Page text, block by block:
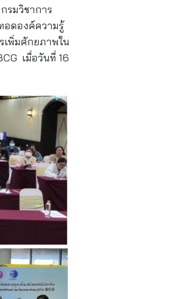
รมวิชาการ
อดองค์ความรู้
เพิ่มศักยภาพใน
เมื่อวันที่ 16